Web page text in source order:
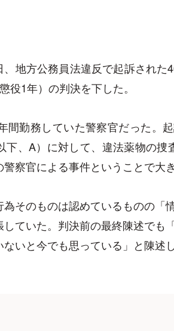
地方公務員法違反で起訴された
役1年）の判決を下した。
間勤務していた警察官だった。
下、A）に対して、違法薬物の捜
察官による事件ということで大
そのものは認めているものの「
ていた。判決前の最終陳述でも
いと今でも思っている」と陳述